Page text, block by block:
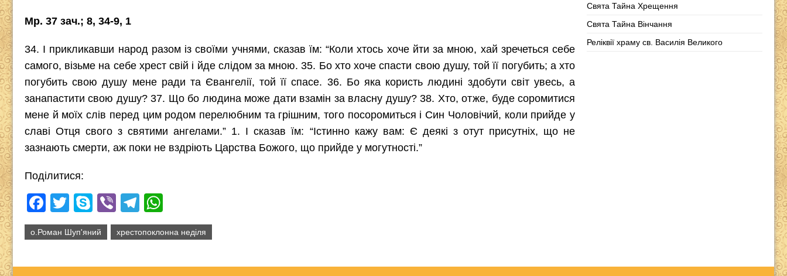
Мр. 37 зач.; 8, 34-9, 1
34. І прикликавши народ разом із своїми учнями, сказав їм: “Коли хтось хоче йти за мною, хай зречеться себе
самого, візьме на себе хрест свій і йде слідом за мною. 35. Бо хто хоче спасти свою душу, той її погубить; а хто
погубить свою душу мене ради та Євангелії, той її спасе. 36. Бо яка користь людині здобути світ увесь, а
занапастити свою душу? 37. Що бо людина може дати взамін за власну душу? 38. Хто, отже, буде соромитися
мене й моїх слів перед цим родом перелюбним та грішним, того посоромиться і Син Чоловічий, коли прийде у
славі Отця свого з святими ангелами.” 1. І сказав їм: “Істинно кажу вам: Є деякі з отут присутніх, що не
зазнають смерти, аж поки не вздріють Царства Божого, що прийде у могутності.”
Поділитися:
F
a
c
T
wi
tt
S
ky
p
Vi
b
er
T
el
e
h
at
о.Роман Шуп'яний хрестопоклонна неділя
Свята Тайна Хрещення
Свята Тайна Вінчання
Реліквії храму св. Василія Великого